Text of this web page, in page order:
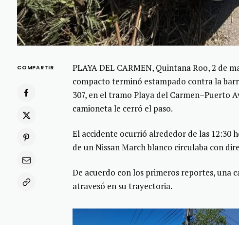
COMPARTIR
PLAYA DEL CARMEN, Quintana Roo, 2 de
compacto terminó estampado contra la
307, en el tramo Playa del Carmen–Puerto
camioneta le cerró el paso.
El accidente ocurrió alrededor de las 12:30
de un Nissan March blanco circulaba con
De acuerdo con los primeros reportes, una
atravesó en su trayectoria.